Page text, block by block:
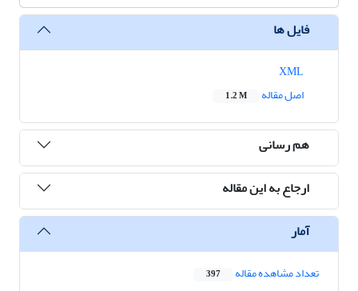
فایل ها
اصل مقاله
1.2 M
هم رسانی
ارجاع به این مقاله
آمار
تعداد مشاهده مقاله 397